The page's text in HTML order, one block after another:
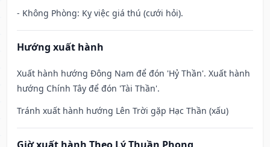
- Không Phòng: Kỵ việc giá thú (cưới hỏi).
Hướng xuất hành
Xuất hành hướng Đông Nam để đón 'Hỷ Thần'. Xuất hành
hướng Chính Tây để đón 'Tài Thần'.
Tránh xuất hành hướng Lên Trời gặp Hạc Thần (xấu)